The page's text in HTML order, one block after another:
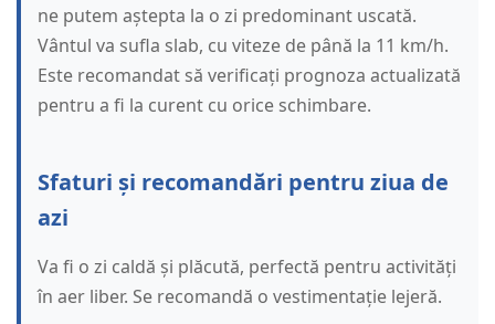
ne putem aștepta la o zi predominant uscată.
Vântul va sufla slab, cu viteze de până la 11 km/h.
Este recomandat să verificați prognoza actualizată
pentru a fi la curent cu orice schimbare.
Sfaturi și recomandări pentru ziua de
azi
Va fi o zi caldă și plăcută, perfectă pentru activități
în aer liber. Se recomandă o vestimentație lejeră.